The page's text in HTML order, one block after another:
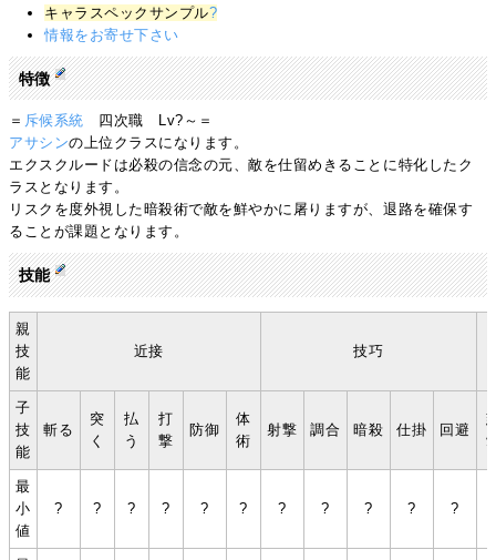
キャラスペックサンプル?
情報をお寄せ下さい
特徴
＝ 斥候系統 四次職 Lv?～＝
アサシンの上位クラスになります。
エクスクルードは必殺の信念の元、敵を仕留めきることに特化したク
ラスとなります。
リスクを度外視した暗殺術で敵を鮮やかに屠りますが、退路を確保す
ることが課題となります。
技能
親
技
能
近接 技巧
子
技
能
斬る
突
く
払
う
打
撃
防御
体
術
射撃 調合 暗殺 仕掛 回避
最
小
値
? ? ? ? ? ? ? ? ? ? ?